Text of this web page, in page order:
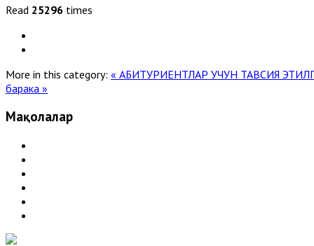
Read 25296 times
More in this category: « АБИТУРИЕНТЛАР УЧУН ТАВСИЯ
барака »
Мақолалар